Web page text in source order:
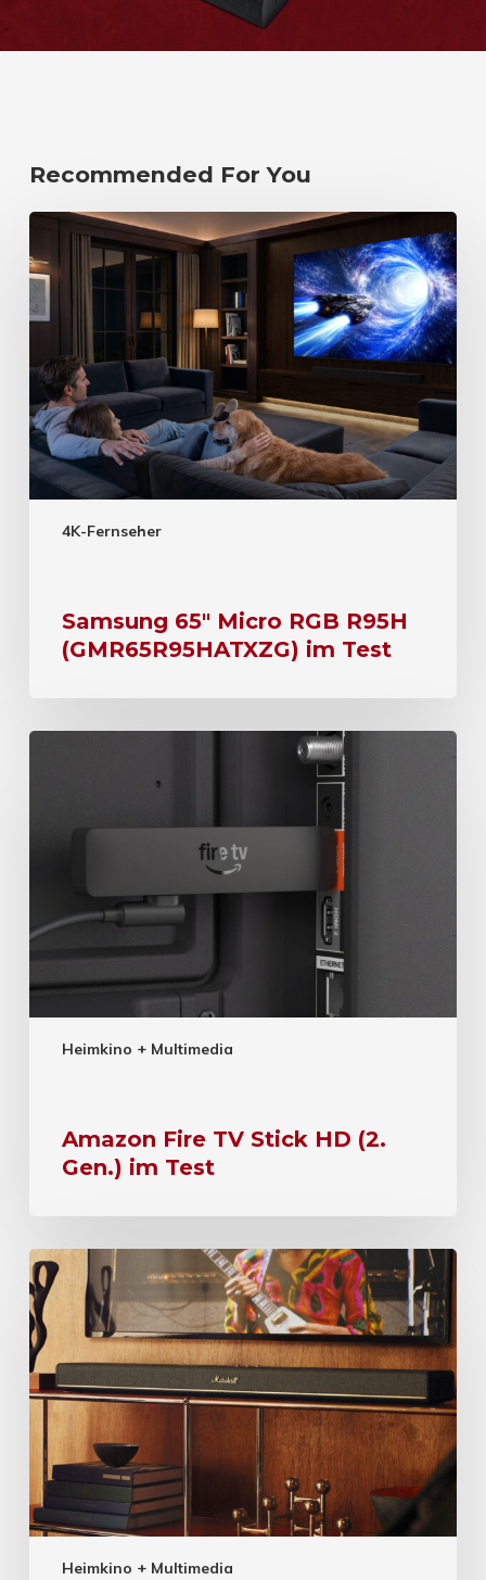
Recommended For You
4K-Fernseher
Samsung 65″ Micro RGB R95H
(GMR65R95HATXZG) im Test
Heimkino + Multimedia
Amazon Fire TV Stick HD (2.
Gen.) im Test
Heimkino + Multimedia